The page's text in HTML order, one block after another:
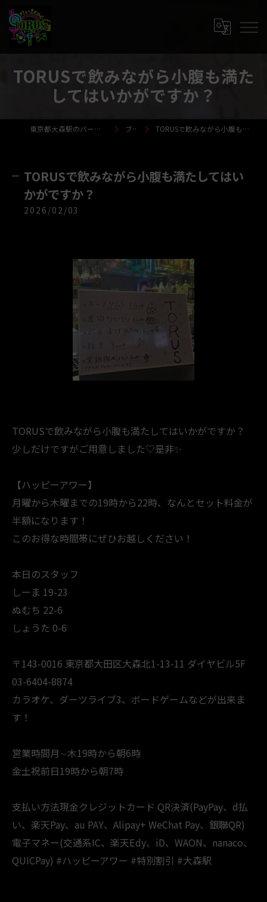
⁡TORUSで飲みながら小腹も満た
してはいかがですか？
東京都大森駅のバーならTORUS-トーラス- ブログ ⁡TORUSで飲みながら小腹も満たしてはいかがですか？
⁡TORUSで飲みながら小腹も満たしてはい
かがですか？
2026/02/03
⁡TORUSで飲みながら小腹も満たしてはいかがですか？
少しだけですがご用意しました♡是非✨
【ハッピーアワー】
月曜から木曜までの19時から22時、なんとセット料金が
半額になります！
このお得な時間帯にぜひお越しください！
本日のスタッフ
しーま 19-23
ぬむち 22-6
しょうた 0-6
〒143-0016 東京都大田区大森北1-13-11 ダイヤビル5F
03-6404-8874
カラオケ、ダーツライブ3、ボードゲームなどが出来ま
す！
営業時間月∼木19時から朝6時
金土祝前日19時から朝7時
支払い方法現金クレジットカード QR決済(PayPay、d払
い、楽天Pay、au PAY、Alipay+ WeChat Pay、銀聯QR)
電子マネー(交通系IC、楽天Edy、iD、WAON、nanaco、
QUICPay) #ハッピーアワー #特別割引 #大森駅